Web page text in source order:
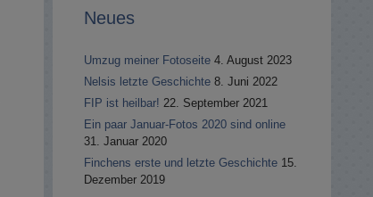
Neues
Umzug meiner Fotoseite 4. August 2023
Nelsis letzte Geschichte 8. Juni 2022
FIP ist heilbar! 22. September 2021
Ein paar Januar-Fotos 2020 sind online
31. Januar 2020
Finchens erste und letzte Geschichte 15.
Dezember 2019